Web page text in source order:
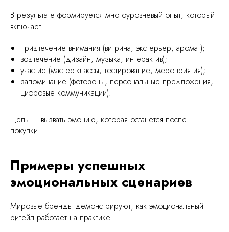
В результате формируется многоуровневый опыт, который
включает:
привлечение внимания (витрина, экстерьер, аромат);
вовлечение (дизайн, музыка, интерактив);
участие (мастер-классы, тестирование, мероприятия);
запоминание (фотозоны, персональные предложения,
цифровые коммуникации).
Цель — вызвать эмоцию, которая останется после
покупки.
Примеры успешных
эмоциональных сценариев
Мировые бренды демонстрируют, как эмоциональный
ритейл работает на практике: